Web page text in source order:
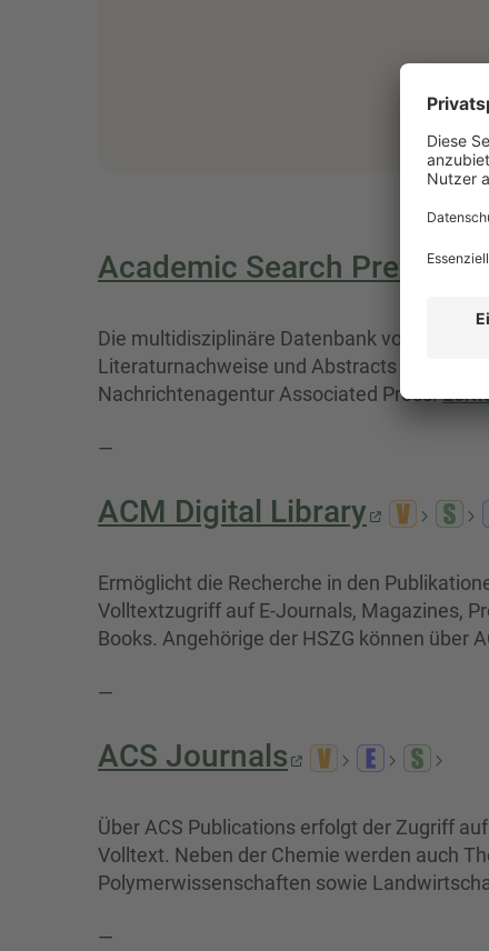
Academic Search Premier
Die multidisziplinäre Datenbank von
Literaturnachweise und Abstracts einer
Nachrichtenagentur Associated Press.
—
ACM Digital Library
Ermöglicht die Recherche in den
Volltextzugriff auf E-Journals, Magazines,
Books. Angehörige der HSZG können über
—
ACS Journals
Über ACS Publications erfolgt der Zugriff
Volltext. Neben der Chemie werden auch
Polymerwissenschaften sowie
—